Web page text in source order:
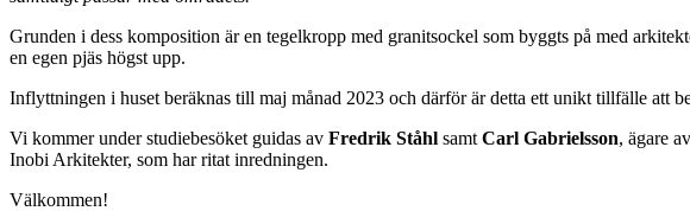
Grunden i dess komposition är en tegelkropp med granitsockel som byggts på med
en egen pjäs högst upp.
Inflyttningen i huset beräknas till maj månad 2023 och därför är detta ett unikt tillfälle att
Vi kommer under studiebesöket guidas av Fredrik Ståhl samt Carl Gabrielsson, ägare
Inobi Arkitekter, som har ritat inredningen.
Välkommen!